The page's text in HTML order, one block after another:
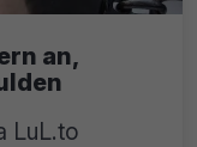
an,
LuL.to